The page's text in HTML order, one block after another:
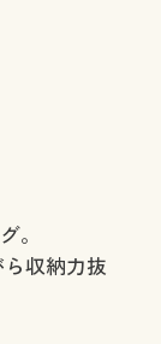
。
収納力抜